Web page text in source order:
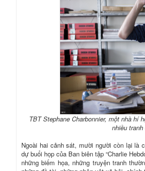
TBT Stephane Charbonnier, một nhà hí
nhiều
Ngoài hai cảnh sát, mười người còn lại là
dự buổi họp của Ban biên tập “Charlie
những biếm họa, những truyện tranh